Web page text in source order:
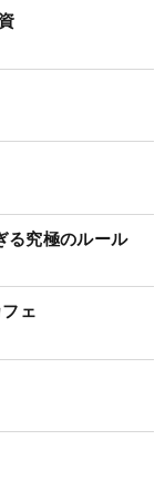
究極のルール
ェ